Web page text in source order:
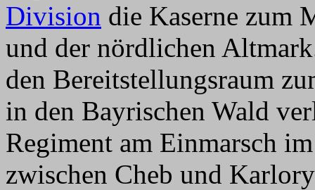
Division die Kaserne zum
und der nördlichen
den Bereitstellungsraum
in den Bayrischen Wald
Regiment am Einmarsch
zwischen Cheb und